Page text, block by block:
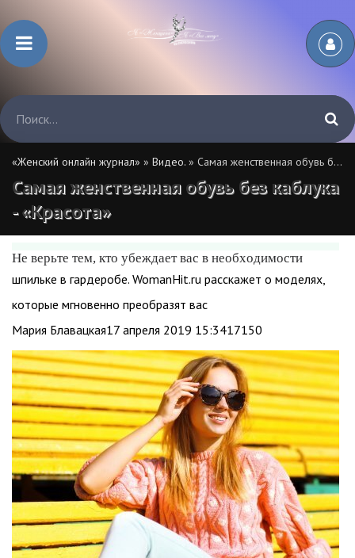
«Женский онлайн журнал» » Видео. » Самая женственная обувь без каблука - «Красота»
Самая женственная обувь без каблука
- «Красота»
Не верьте тем, кто убеждает вас в необходимости
шпильке в гардеробе. WomanHit.ru расскажет о моделях,
которые мгновенно преобразят вас
Мария Блавацкая17 апреля 2019 15:3417150